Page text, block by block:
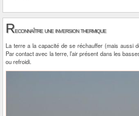
Reconnaître une inversion thermique
La terre a la capacité de se réchauffer (mais aussi
Par contact avec la terre, l’air présent dans les
ou refroidi.